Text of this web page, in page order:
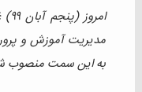
مدیریت آموزش و
به این سمت منصوب